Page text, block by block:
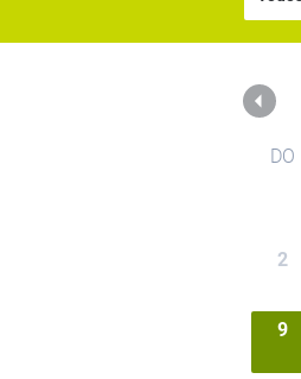
DO
2
9